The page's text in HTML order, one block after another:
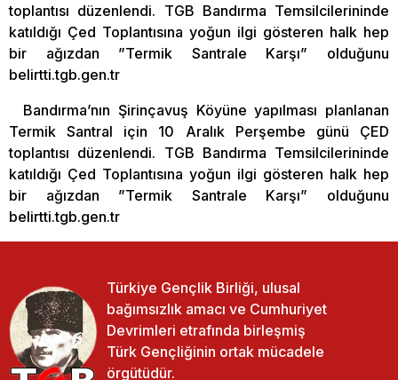
toplantısı düzenlendi. TGB Bandırma Temsilcilerininde
katıldığı Çed Toplantısına yoğun ilgi gösteren halk hep
bir ağızdan ”Termik Santrale Karşı” olduğunu
belirtti.tgb.gen.tr
Bandırma’nın Şirinçavuş Köyüne yapılması planlanan
Termik Santral için 10 Aralık Perşembe günü ÇED
toplantısı düzenlendi. TGB Bandırma Temsilcilerininde
katıldığı Çed Toplantısına yoğun ilgi gösteren halk hep
bir ağızdan ”Termik Santrale Karşı” olduğunu
belirtti.tgb.gen.tr
Türkiye Gençlik Birliği, ulusal
bağımsızlık amacı ve Cumhuriyet
Devrimleri etrafında birleşmiş
Türk Gençliğinin ortak mücadele
örgütüdür.